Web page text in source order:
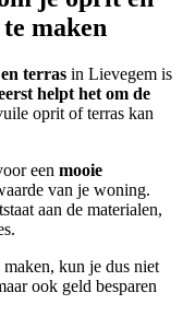
maken
terras in Lievegem is
helpt het om de
oprit of terras kan
een mooie
van je woning.
aan de materialen,
kun je dus niet
ook geld besparen